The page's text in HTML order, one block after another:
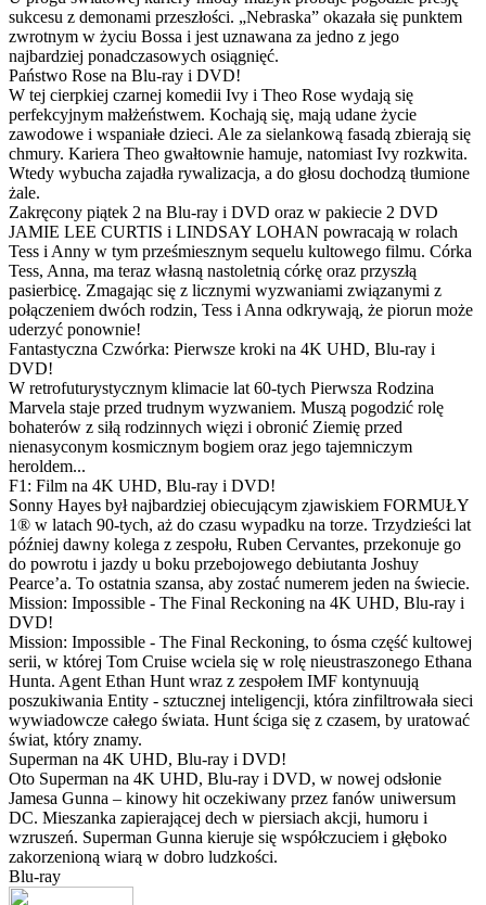
sukcesu z demonami przeszłości. „Nebraska” okazała się punktem
zwrotnym w życiu Bossa i jest uznawana za jedno z jego
najbardziej ponadczasowych osiągnięć.
Państwo Rose na Blu-ray i DVD!
W tej cierpkiej czarnej komedii Ivy i Theo Rose wydają się
perfekcyjnym małżeństwem. Kochają się, mają udane życie
zawodowe i wspaniałe dzieci. Ale za sielankową fasadą zbierają się
chmury. Kariera Theo gwałtownie hamuje, natomiast Ivy rozkwita.
Wtedy wybucha zajadła rywalizacja, a do głosu dochodzą tłumione
żale.
Zakręcony piątek 2 na Blu-ray i DVD oraz w pakiecie 2 DVD
JAMIE LEE CURTIS i LINDSAY LOHAN powracają w rolach
Tess i Anny w tym prześmiesznym sequelu kultowego filmu. Córka
Tess, Anna, ma teraz własną nastoletnią córkę oraz przyszłą
pasierbicę. Zmagając się z licznymi wyzwaniami związanymi z
połączeniem dwóch rodzin, Tess i Anna odkrywają, że piorun może
uderzyć ponownie!
Fantastyczna Czwórka: Pierwsze kroki na 4K UHD, Blu-ray i
DVD!
W retrofuturystycznym klimacie lat 60-tych Pierwsza Rodzina
Marvela staje przed trudnym wyzwaniem. Muszą pogodzić rolę
bohaterów z siłą rodzinnych więzi i obronić Ziemię przed
nienasyconym kosmicznym bogiem oraz jego tajemniczym
heroldem...
F1: Film na 4K UHD, Blu-ray i DVD!
Sonny Hayes był najbardziej obiecującym zjawiskiem FORMUŁY
1® w latach 90-tych, aż do czasu wypadku na torze. Trzydzieści lat
później dawny kolega z zespołu, Ruben Cervantes, przekonuje go
do powrotu i jazdy u boku przebojowego debiutanta Joshuy
Pearce’a. To ostatnia szansa, aby zostać numerem jeden na świecie.
Mission: Impossible - The Final Reckoning na 4K UHD, Blu-ray i
DVD!
Mission: Impossible - The Final Reckoning, to ósma część kultowej
serii, w której Tom Cruise wciela się w rolę nieustraszonego Ethana
Hunta. Agent Ethan Hunt wraz z zespołem IMF kontynuują
poszukiwania Entity - sztucznej inteligencji, która zinfiltrowała sieci
wywiadowcze całego świata. Hunt ściga się z czasem, by uratować
świat, który znamy.
Superman na 4K UHD, Blu-ray i DVD!
Oto Superman na 4K UHD, Blu-ray i DVD, w nowej odsłonie
Jamesa Gunna – kinowy hit oczekiwany przez fanów uniwersum
DC. Mieszanka zapierającej dech w piersiach akcji, humoru i
wzruszeń. Superman Gunna kieruje się współczuciem i głęboko
zakorzenioną wiarą w dobro ludzkości.
Blu-ray